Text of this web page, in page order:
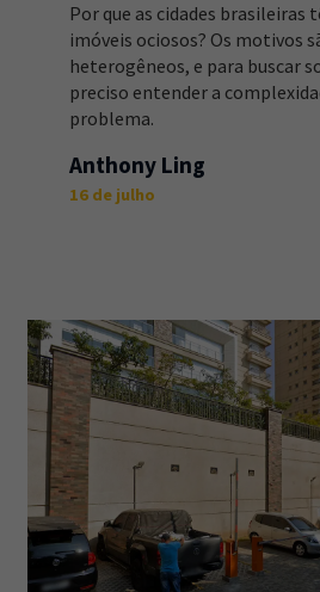
Por que as cidades brasileiras
imóveis ociosos? Os motivos
heterogêneos, e para buscar
preciso entender a
problema.
Anthony Ling
16 de julho